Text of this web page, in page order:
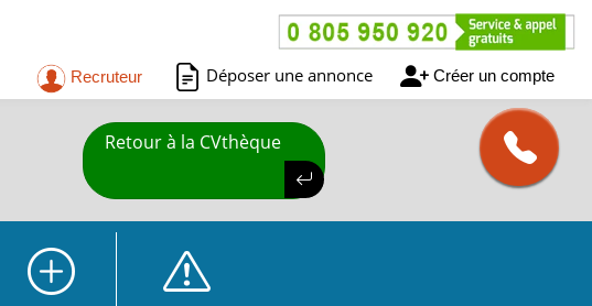
Recruteur Déposer une annonce Créer un compte
Retour à la CVthèque